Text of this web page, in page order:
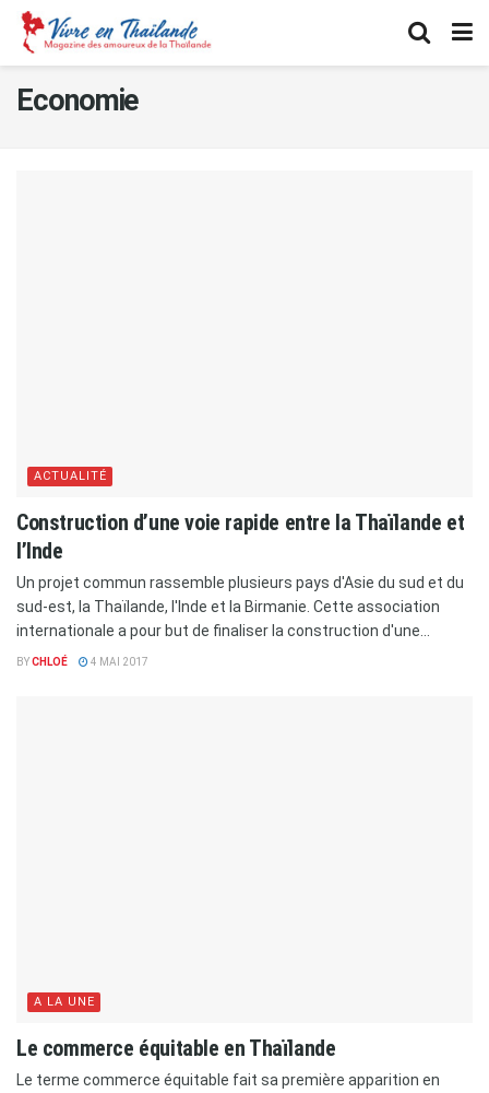
Economie
ACTUALITÉ
Construction d’une voie rapide entre la Thaïlande et
l’Inde
Un projet commun rassemble plusieurs pays d'Asie du sud et du
sud-est, la Thaïlande, l'Inde et la Birmanie. Cette association
internationale a pour but de finaliser la construction d'une...
BYCHLOÉ 4 MAI 2017
A LA UNE
Le commerce équitable en Thaïlande
Le terme commerce équitable fait sa première apparition en